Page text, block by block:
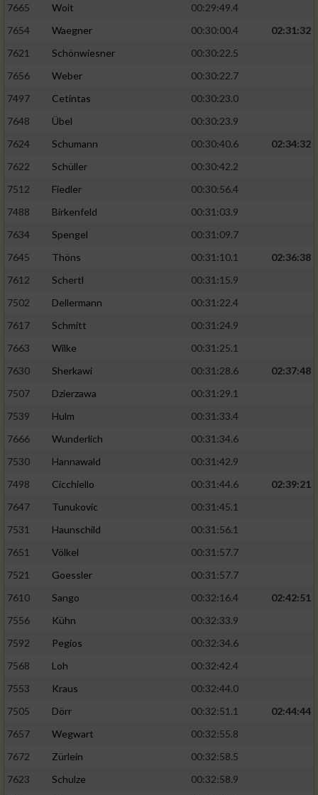
7665 Woit
00:29:49.4
7654
Waegner 00:30:00.4
02:31:32
7621
Schönwiesner
00:30:22.5
7656
Weber
00:30:22.7
7497
Cetintas
00:30:23.0
7648
Übel
00:30:23.9
7624
Schumann 00:30:40.6
02:34:32
7622
Schüller
00:30:42.2
7512
Fiedler
00:30:56.4
7488
Birkenfeld
00:31:03.9
7634
Spengel
00:31:09.7
7645
Thöns 00:31:10.1
02:36:38
7612
Schertl
00:31:15.9
7502
Dellermann
00:31:22.4
7617
Schmitt
00:31:24.9
7663
Wilke
00:31:25.1
7630
Sherkawi 00:31:28.6
02:37:48
7507
Dzierzawa
00:31:29.1
7539
Hulm
00:31:33.4
7666
Wunderlich
00:31:34.6
7530
Hannawald
00:31:42.9
7498
Cicchiello 00:31:44.6
02:39:21
7647
Tunukovic
00:31:45.1
7531
Haunschild
00:31:56.1
7651
Völkel
00:31:57.7
7521
Goessler
00:31:57.7
7610
Sango 00:32:16.4
02:42:51
7556
Kühn
00:32:33.9
7592
Pegios
00:32:34.6
7568
Loh
00:32:42.4
7553
Kraus
00:32:44.0
7505
Dörr 00:32:51.1
02:44:44
7657
Wegwart
00:32:55.8
7672
Zürlein
00:32:58.5
7623
Schulze
00:32:58.9